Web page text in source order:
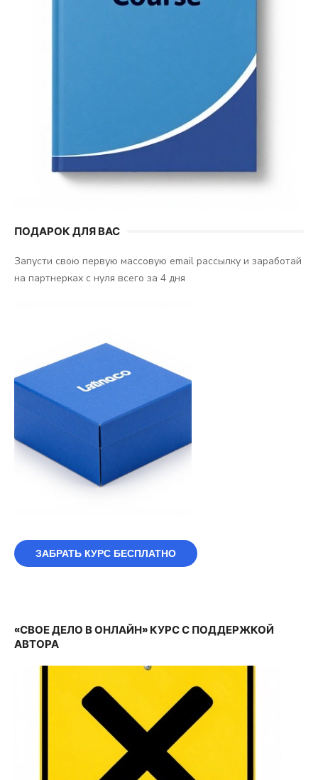
ПОДАРОК ДЛЯ ВАС
Запусти свою первую массовую email рассылку и заработай
на партнерках с нуля всего за 4 дня
ЗАБРАТЬ КУРС БЕСПЛАТНО
«СВОЕ ДЕЛО В ОНЛАЙН» КУРС С ПОДДЕРЖКОЙ
АВТОРА